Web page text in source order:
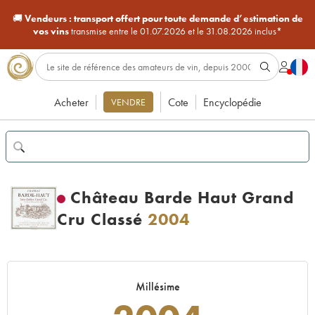
🚚Vendeurs : transport offert pour toute demande d’estimation de
vos vinstransmise entre le 01.07.2026 et le 31.08.2026 inclus*
Acheter VENDRE Cote Encyclopédie
Château Barde Haut Grand
Cru Classé 2004
Millésime